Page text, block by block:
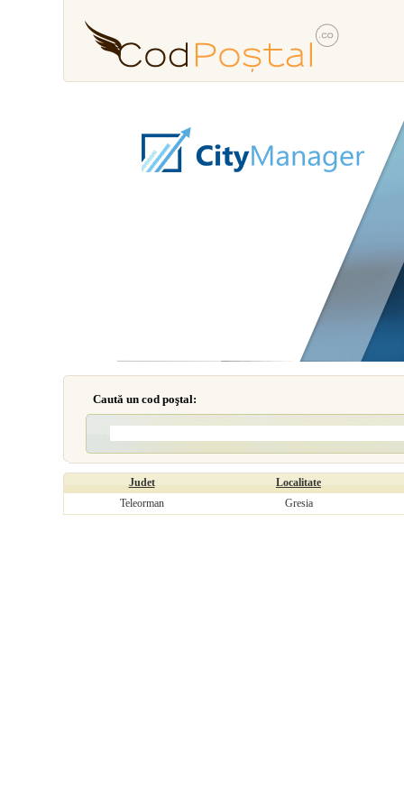
Caută un cod poştal:
Judet
Localitate
Teleorman
Gresia